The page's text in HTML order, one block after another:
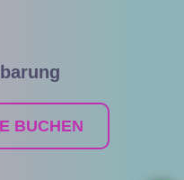
BUCHEN